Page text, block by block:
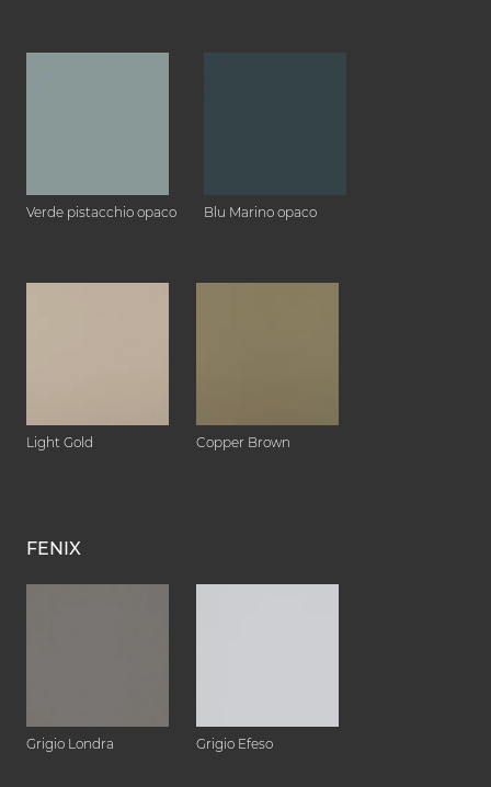
Verde pistacchio opaco Blu Marino opaco
Light Gold Copper Brown
FENIX
Grigio Londra Grigio Efeso